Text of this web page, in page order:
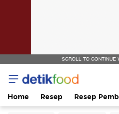
SCROLL TO CONTINUE
Home Resep Resep